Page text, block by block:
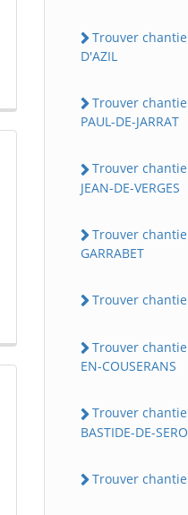
Trouver
D'AZIL
Trouver
PAUL-DE-JARRAT
Trouver
JEAN-DE-VERGES
Trouver
GARRABET
Trouver
Trouver
EN-COUSERANS
Trouver
BASTIDE-DE-
Trouver